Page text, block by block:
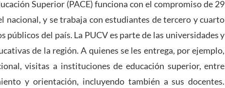
Superior (PACE) funciona con el compromiso de 29
nacional, y se trabaja con estudiantes de tercero y cuarto
públicos del país. La PUCV es parte de las universidades y
de la región. A quienes se les entrega, por ejemplo,
visitas a instituciones de educación superior, entre
y orientación, incluyendo también a sus docentes.